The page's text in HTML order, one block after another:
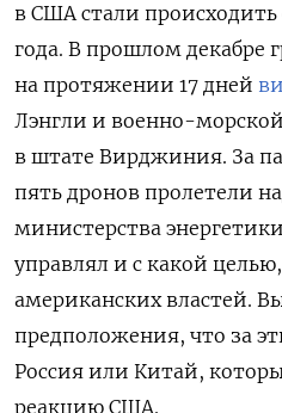
в США стали происходить
года. В прошлом декабре
на протяжении 17 дней
Лэнгли и военно-
в штате Вирджиния. За
пять дронов пролетели
министерства
управлял и с какой
американских властей.
предположения, что за
Россия или Китай,
реакцию США.